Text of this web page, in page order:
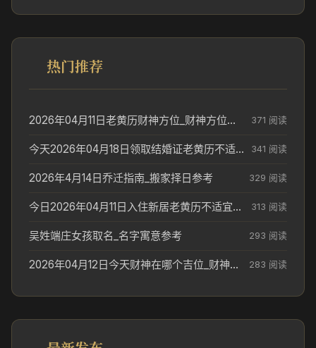
热门推荐
2026年04月11日老黄历财神方位_财神方位与供奉讲究 371 阅读
今天2026年04月18日领取结婚证老黄历不适合吗_领证日期参考 341 阅读
2026年4月14日乔迁指南_搬家择日参考 329 阅读
今日2026年04月11日入住新居老黄历不适宜吗_搬家择日参考 313 阅读
吴姓端庄女孩取名_名字寓意参考 293 阅读
2026年04月12日今天财神在哪个吉位_财神方位参考 283 阅读